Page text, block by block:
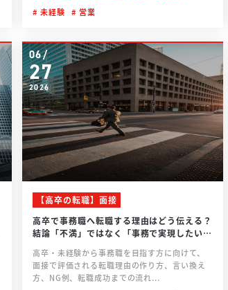
未経験
営業
06/
27
2026
【高卒の転職】面接
高卒で事務職へ転職する理由はどう伝える？
結論「不満」ではなく「事務で実現したいこ
高卒・未経験から事務職を目指す方に向けて、
面接で評価される転職理由の作り方、言い換え
方、NG例、転職成功までの流れ...